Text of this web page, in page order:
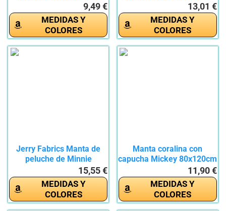
9,49 €
MEDIDAS Y
COLORES
13,01 €
MEDIDAS Y
COLORES
Jerry Fabrics Manta de
peluche de Minnie
15,55 €
MEDIDAS Y
COLORES
Manta coralina con
capucha Mickey 80x120cm
11,90 €
MEDIDAS Y
COLORES